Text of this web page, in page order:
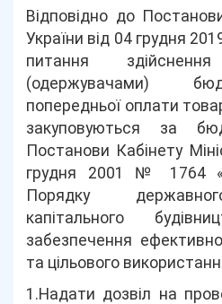
Відповідно до
України від 04 грудня
питання
(одержувачами)
попередньої оплати
закуповуються за
Постанови Кабінету
грудня 2001 № 1764
Порядку
капітального
забезпечення
та цільового
1.Надати дозвіл на